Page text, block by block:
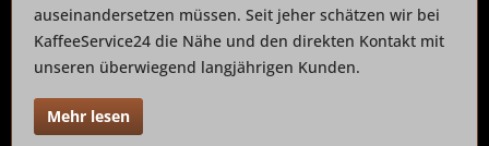
auseinandersetzen müssen. Seit jeher schätzen wir bei
KaffeeService24 die Nähe und den direkten Kontakt mit
unseren überwiegend langjährigen Kunden.
Mehr lesen